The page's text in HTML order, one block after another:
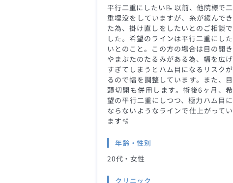
平行二重にしたい📝 以前、他院様で二
重埋没をしていますが、糸が緩んでき
た為、掛け直しをしたいとのご相談で
した。希望のラインは平行二重にした
いとのこと。この方の場合は目の開き
やまぶたのたるみがある為、幅を広げ
すぎてしまうとハム目になるリスクが
るので幅を調整しています。また、目
頭切開も併用します。術後6ヶ月、希
望の平行二重にしつつ、極力ハム目に
ならないようなラインで仕上がってい
ます🫧
年齢・性別
20代・女性
クリニック